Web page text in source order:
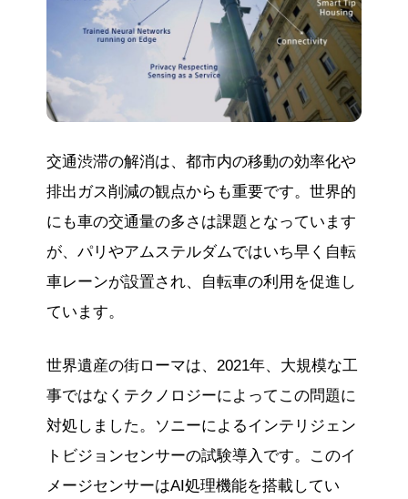
交通渋滞の解消は、都市内の移動の効率化や
排出ガス削減の観点からも重要です。世界的
にも車の交通量の多さは課題となっています
が、パリやアムステルダムではいち早く自転
車レーンが設置され、自転車の利用を促進し
ています。
世界遺産の街ローマは、2021年、大規模な工
事ではなくテクノロジーによってこの問題に
対処しました。ソニーによるインテリジェン
トビジョンセンサーの試験導入です。このイ
メージセンサーはAI処理機能を搭載してい